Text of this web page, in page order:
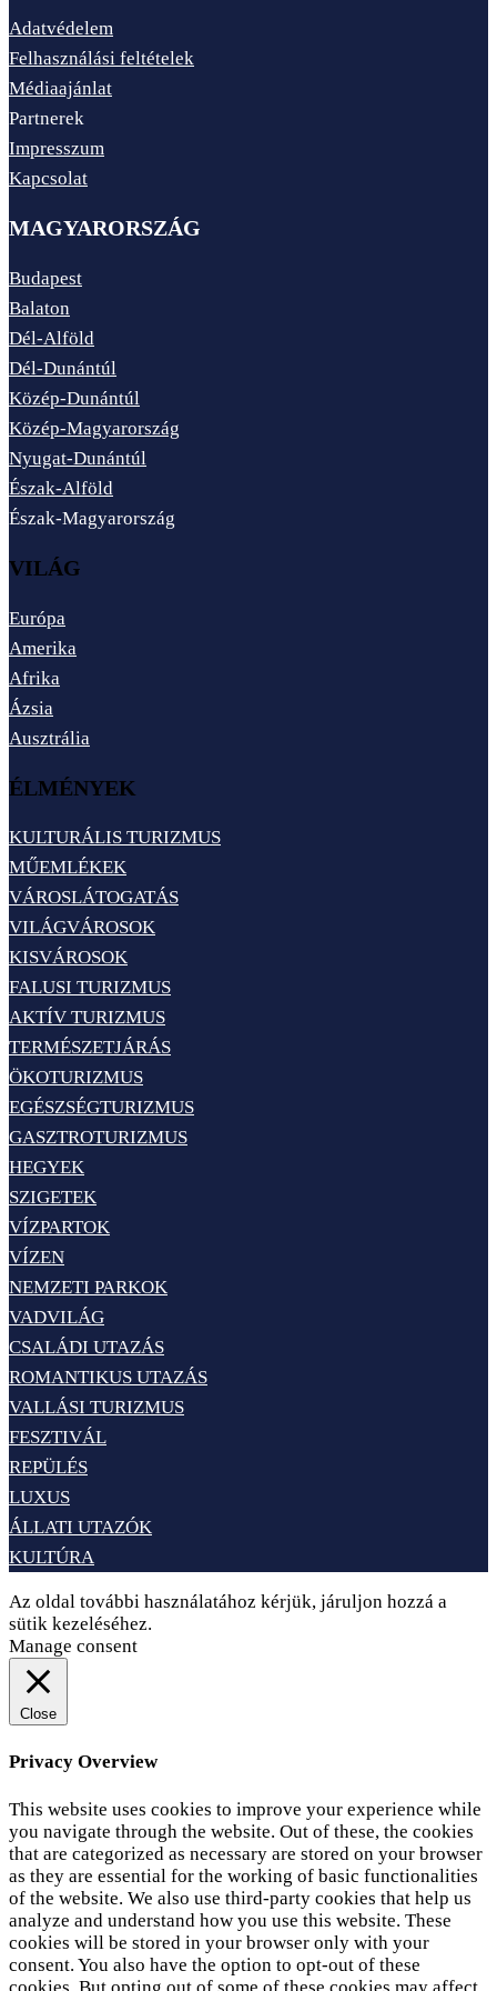
Adatvédelem
Felhasználási feltételek
Médiaajánlat
Partnerek
Impresszum
Kapcsolat
MAGYARORSZÁG
Budapest
Balaton
Dél-Alföld
Dél-Dunántúl
Közép-Dunántúl
Közép-Magyarország
Nyugat-Dunántúl
Észak-Alföld
Észak-Magyarország
VILÁG
Európa
Amerika
Afrika
Ázsia
Ausztrália
ÉLMÉNYEK
KULTURÁLIS TURIZMUS
MŰEMLÉKEK
VÁROSLÁTOGATÁS
VILÁGVÁROSOK
KISVÁROSOK
FALUSI TURIZMUS
AKTÍV TURIZMUS
TERMÉSZETJÁRÁS
ÖKOTURIZMUS
EGÉSZSÉGTURIZMUS
GASZTROTURIZMUS
HEGYEK
SZIGETEK
VÍZPARTOK
VÍZEN
NEMZETI PARKOK
VADVILÁG
CSALÁDI UTAZÁS
ROMANTIKUS UTAZÁS
VALLÁSI TURIZMUS
FESZTIVÁL
REPÜLÉS
LUXUS
ÁLLATI UTAZÓK
KULTÚRA
Az oldal további használatához kérjük, járuljon hozzá a
sütik kezeléséhez.
Manage consent
Close
Privacy Overview
This website uses cookies to improve your experience while
you navigate through the website. Out of these, the cookies
that are categorized as necessary are stored on your browser
as they are essential for the working of basic functionalities
of the website. We also use third-party cookies that help us
analyze and understand how you use this website. These
cookies will be stored in your browser only with your
consent. You also have the option to opt-out of these
cookies. But opting out of some of these cookies may affect